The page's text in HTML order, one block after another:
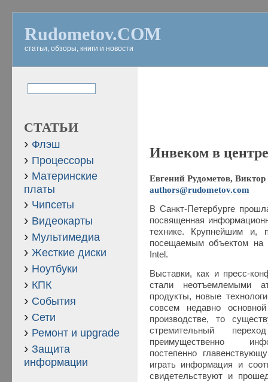
Rudometov.COM
статьи, обзоры, книги и новости
Инвеком в
Евгений Рудометов, Виктор
authors@rudometov.com
В Санкт-Петербурге
посвященная
технике. Крупнейшим и,
посещаемым объектом
Intel.
Выставки, как и пресс-
стали неотъемлемыми
продукты, новые
совсем недавно
производстве, то
стремительный
преимущественно
постепенно
играть информация и
свидетельствуют и
СТАТЬИ
Флэш
Процессоры
Материнские
платы
Чипсеты
Видеокарты
Мультимедиа
Жесткие диски
Ноутбуки
КПК
События
Сети
Ремонт и upgrade
Защита
информации